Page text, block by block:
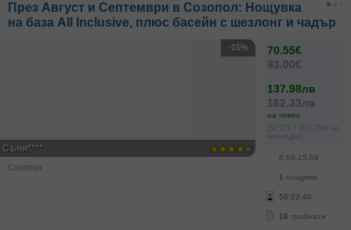
През Август и Септември в Созопол: Нощувка
на база All Inclusive, плюс басейн с шезлонг и чадър
70.55€
83.00€
137.98лв
162.33лв
на човек
(52.27€ / 102.23лв на
човек/ден)
6.08-15.09
1 нощувка
58:22:48
16 грабнати
-15%
Съни****
Созопол